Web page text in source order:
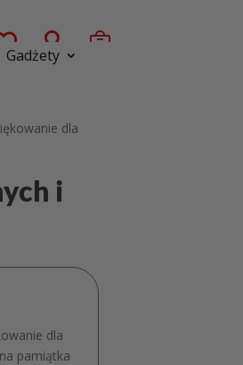
 
Gadżety
dla
i
dla
pamiątka